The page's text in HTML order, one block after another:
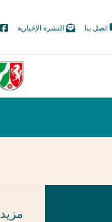
اتصل بنا النشرة الإخبارية